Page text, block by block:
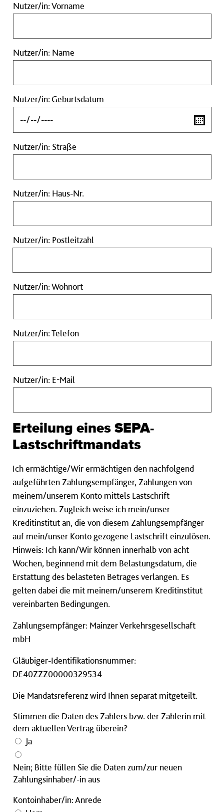
Nutzer/in: Vorname
Vorname
Nutzer/in: Name
Name
Nutzer/in: Geburtsdatum
Geburtsdatum
Nutzer/in: Straße
Straße
Nutzer/in: Haus-Nr.
Haus-
Nutzer/in: Postleitzahl
Postleitzahl
Nutzer/in: WohnortNutzer/in:
Wohnort
Nutzer/in: TelefonNutzer/in:
Telefon
Nutzer/in: E-Mail
E-
Erteilung eines SEPA-
Lastschriftmandats
Ich ermächtige/Wir ermächtigen den nachfolgend
aufgeführten Zahlungsempfänger, Zahlungen von
meinem/unserem Konto mittels Lastschrift
einzuziehen. Zugleich weise ich mein/unser
Kreditinstitut an, die von diesem Zahlungsempfänger
auf mein/unser Konto gezogene Lastschrift einzulösen.
Hinweis: Ich kann/Wir können innerhalb von acht
Wochen, beginnend mit dem Belastungsdatum, die
Erstattung des belasteten Betrages verlangen. Es
gelten dabei die mit meinem/unserem Kreditinstitut
vereinbarten Bedingungen.
Zahlungsempfänger: Mainzer Verkehrsgesellschaft
mbH
Gläubiger-Identifikationsnummer:
DE40ZZZ00000329534
Die Mandatsreferenz wird Ihnen separat mitgeteilt.
Stimmen die Daten des Zahlers bzw. der Zahlerin mit
dem aktuellen Vertrag überein?
Ja
Nein; Bitte füllen Sie die Daten zum/zur neuen
Zahlungsinhaber/-in aus
Kontoinhaber/in: Anrede